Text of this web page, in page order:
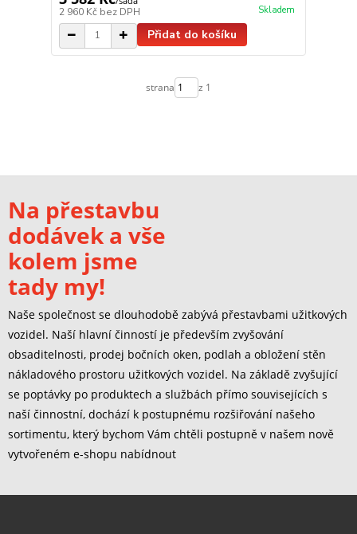
2 960 Kč bez DPH Skladem
Přidat do košíku
strana z 1
Na přestavbu
dodávek a vše
kolem jsme
tady my!
Naše společnost se dlouhodobě zabývá přestavbami užitkových
vozidel. Naší hlavní činností je především zvyšování
obsaditelnosti, prodej bočních oken, podlah a obložení stěn
nákladového prostoru užitkových vozidel. Na základě zvyšující
se poptávky po produktech a službách přímo souvisejících s
naší činnostní, dochází k postupnému rozšiřování našeho
sortimentu, který bychom Vám chtěli postupně v našem nově
vytvořeném e-shopu nabídnout